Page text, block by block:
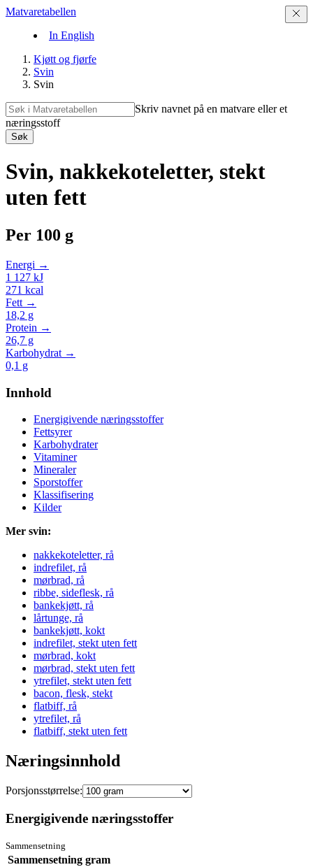
Matvaretabellen
In English
Kjøtt og fjørfe
Svin
Svin
Skriv navnet på en matvare eller et
næringsstoff
Søk
Svin, nakkekoteletter, stekt
uten fett
Per 100 g
Energi →
1 127 kJ
271 kcal
Fett →
18,2 g
Protein →
26,7 g
Karbohydrat →
0,1 g
Innhold
Energigivende næringsstoffer
Fettsyrer
Karbohydrater
Vitaminer
Mineraler
Sporstoffer
Klassifisering
Kilder
Mer svin:
nakkekoteletter, rå
indrefilet, rå
mørbrad, rå
ribbe, sideflesk, rå
bankekjøtt, rå
lårtunge, rå
bankekjøtt, kokt
indrefilet, stekt uten fett
mørbrad, kokt
mørbrad, stekt uten fett
ytrefilet, stekt uten fett
bacon, flesk, stekt
flatbiff, rå
ytrefilet, rå
flatbiff, stekt uten fett
Næringsinnhold
Porsjonsstørrelse:
Energigivende næringsstoffer
Sammensetning
Sammensetning gram